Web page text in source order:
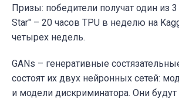
Призы: победители получат один из
Star" – 20 часов TPU в неделю на
четырех недель.
GANs – генеративные
состоят их двух нейронных сетей:
и модели дискриминатора. Они будут